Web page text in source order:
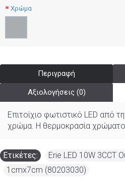
Χρώμα
Περιγραφή
Αξιολογήσεις (0)
Επιτοίχιο φωτιστικό LED από
χρώμα. Η θερμοκρασία
Ετικέτες:
Erie LED 10W 3CCT
1cmx7cm (80203030)